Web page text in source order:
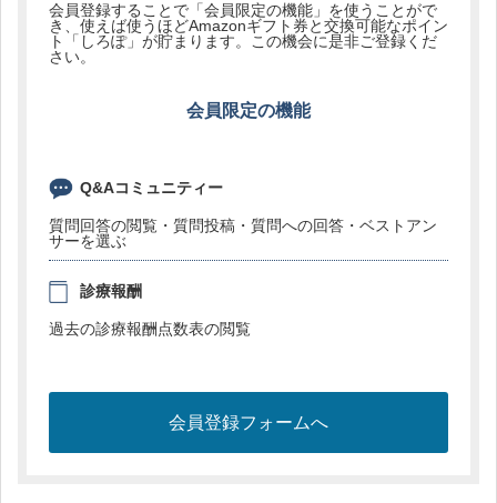
会員登録することで「会員限定の機能」を使うことがで
き、使えば使うほどAmazonギフト券と交換可能なポイン
ト「しろぽ」が貯まります。この機会に是非ご登録くだ
さい。
会員限定の機能
Q&Aコミュニティー
質問回答の閲覧・質問投稿・質問への回答・ベストアン
サーを選ぶ
診療報酬
過去の診療報酬点数表の閲覧
会員登録フォームへ